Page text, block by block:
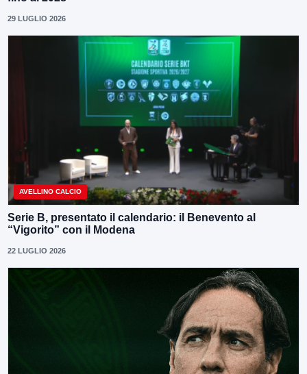
29 LUGLIO 2026
AVELLINO CALCIO
Serie B, presentato il calendario: il Benevento al
“Vigorito” con il Modena
22 LUGLIO 2026